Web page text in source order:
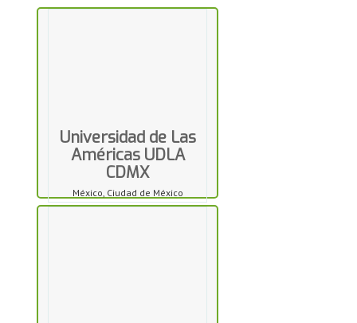
Universidad de Las
Américas UDLA
CDMX
México, Ciudad de México